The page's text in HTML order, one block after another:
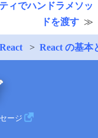
ィでハンドラメソッ
ドを渡す
React React の基本
ージ